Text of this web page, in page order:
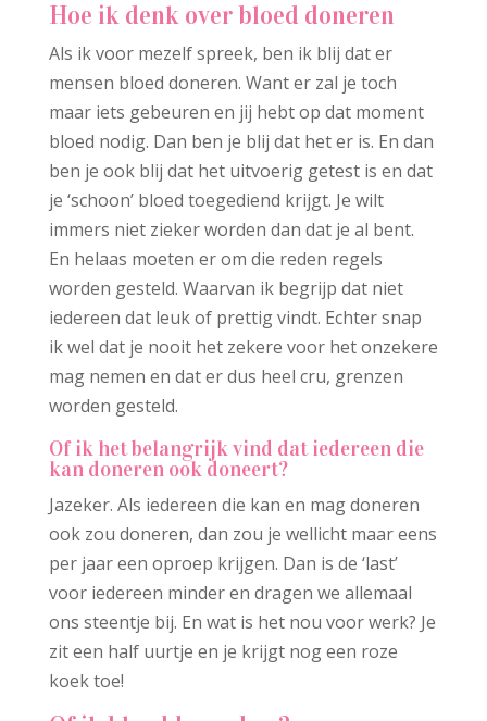
Hoe ik denk over bloed doneren
Als ik voor mezelf spreek, ben ik blij dat er
mensen bloed doneren. Want er zal je toch
maar iets gebeuren en jij hebt op dat moment
bloed nodig. Dan ben je blij dat het er is. En dan
ben je ook blij dat het uitvoerig getest is en dat
je ‘schoon’ bloed toegediend krijgt. Je wilt
immers niet zieker worden dan dat je al bent.
En helaas moeten er om die reden regels
worden gesteld. Waarvan ik begrijp dat niet
iedereen dat leuk of prettig vindt. Echter snap
ik wel dat je nooit het zekere voor het onzekere
mag nemen en dat er dus heel cru, grenzen
worden gesteld.
Of ik het belangrijk vind dat iedereen die
kan doneren ook doneert?
Jazeker. Als iedereen die kan en mag doneren
ook zou doneren, dan zou je wellicht maar eens
per jaar een oproep krijgen. Dan is de ‘last’
voor iedereen minder en dragen we allemaal
ons steentje bij. En wat is het nou voor werk? Je
zit een half uurtje en je krijgt nog een roze
koek toe!